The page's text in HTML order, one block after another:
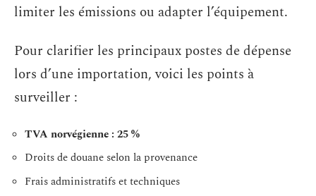
limiter les émissions ou adapter l’équipement.
Pour clarifier les principaux postes de dépense
lors d’une importation, voici les points à
surveiller :
TVA norvégienne : 25 %
Droits de douane selon la provenance
Frais administratifs et techniques